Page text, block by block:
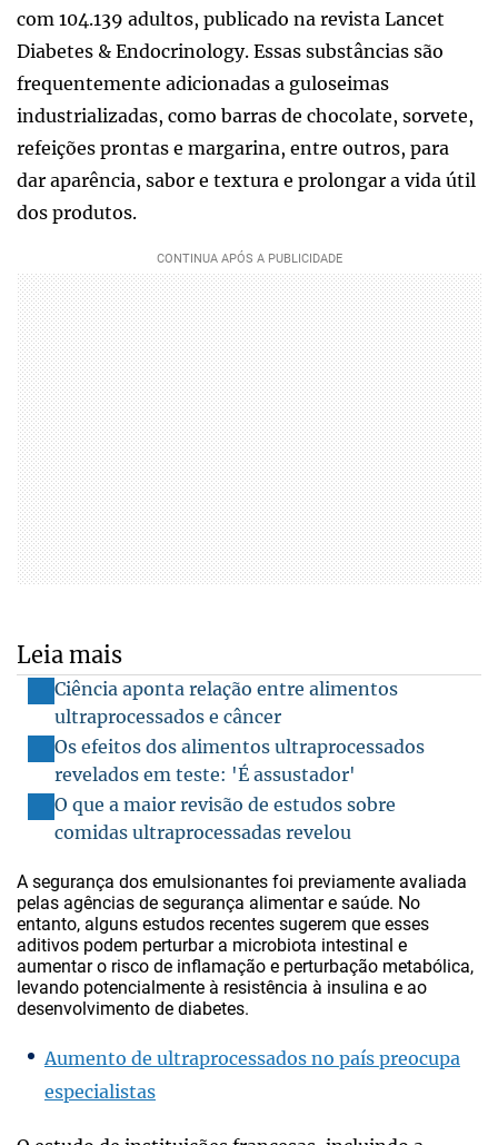
com 104.139 adultos, publicado na revista Lancet
Diabetes & Endocrinology. Essas substâncias são
frequentemente adicionadas a guloseimas
industrializadas, como barras de chocolate, sorvete,
refeições prontas e margarina, entre outros, para
dar aparência, sabor e textura e prolongar a vida útil
dos produtos.
Leia mais
Ciência aponta relação entre alimentos
ultraprocessados e câncer
Os efeitos dos alimentos ultraprocessados
revelados em teste: 'É assustador'
O que a maior revisão de estudos sobre
comidas ultraprocessadas revelou
A segurança dos emulsionantes foi previamente avaliada
pelas agências de segurança alimentar e saúde. No
entanto, alguns estudos recentes sugerem que esses
aditivos podem perturbar a microbiota intestinal e
aumentar o risco de inflamação e perturbação metabólica,
levando potencialmente à resistência à insulina e ao
desenvolvimento de diabetes.
Aumento de ultraprocessados no país preocupa
especialistas